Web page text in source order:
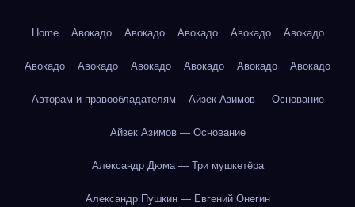
Home Авокадо Авокадо Авокадо Авокадо Авокадо
Авокадо Авокадо Авокадо Авокадо Авокадо Авокадо
Авторам и правообладателям Айзек Азимов — Основание
Айзек Азимов — Основание
Александр Дюма — Три мушкетёра
Александр Пушкин — Евгений Онегин